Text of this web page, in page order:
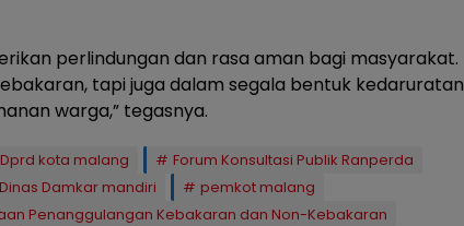
perlindungan dan rasa aman bagi masyarakat.
tapi juga dalam segala bentuk kedaruratan
warga,” tegasnya.
Dprd kota malang
Forum Konsultasi Publik Ranperda
Damkar mandiri
pemkot malang
Penanggulangan Kebakaran dan Non-Kebakaran